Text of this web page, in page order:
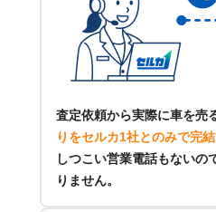
査定依頼から実際に車を売
りをセルカ1社とのみで完
しつこい営業電話もないの
りません。